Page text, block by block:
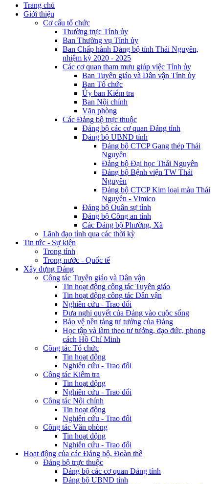
Trang chủ
Giới thiệu
Cơ cấu tổ chức
Thường trực Tỉnh ủy
Ban Thường vụ Tỉnh ủy
Ban Chấp hành Đảng bộ tỉnh Thái Nguyên,
nhiệm kỳ 2020 - 2025
Các cơ quan tham mưu giúp việc Tỉnh ủy
Ban Tuyên giáo và Dân vận Tỉnh ủy
Ban Tổ chức
Ủy ban Kiểm tra
Ban Nội chính
Văn phòng
Các Đảng bộ trực thuộc
Đảng bộ các cơ quan Đảng tỉnh
Đảng bộ UBND tỉnh
Đảng bộ CTCP Gang thép Thái
Nguyên
Đảng bộ Đại học Thái Nguyên
Đảng bộ Bệnh viện TW Thái
Nguyên
Đảng bộ CTCP Kim loại màu Thái
Nguyên - Vimico
Đảng bộ Quân sự tỉnh
Đảng bộ Công an tỉnh
Các Đảng bộ Phường, Xã
Lãnh đạo tỉnh qua các thời kỳ
Tin tức - Sự kiện
Trong tỉnh
Trong nước - Quốc tế
Xây dựng Đảng
Công tác Tuyên giáo và Dân vận
Tin hoạt động công tác Tuyên giáo
Tin hoạt động công tác Dân vận
Nghiên cứu - Trao đổi
Đưa nghị quyết của Đảng vào cuộc sống
Bảo vệ nền tảng tư tưởng của Đảng
Học tập và làm theo tư tưởng, đạo đức, phong
cách Hồ Chí Minh
Công tác Tổ chức
Tin hoạt động
Nghiên cứu - Trao đổi
Công tác Kiểm tra
Tin hoạt động
Nghiên cứu - Trao đổi
Công tác Nội chính
Tin hoạt động
Nghiên cứu - Trao đổi
Công tác Văn phòng
Tin hoạt động
Nghiên cứu - Trao đổi
Hoạt động của các Đảng bộ, Đoàn thể
Đảng bộ trực thuộc
Đảng bộ các cơ quan Đảng tỉnh
Đảng bộ UBND tỉnh